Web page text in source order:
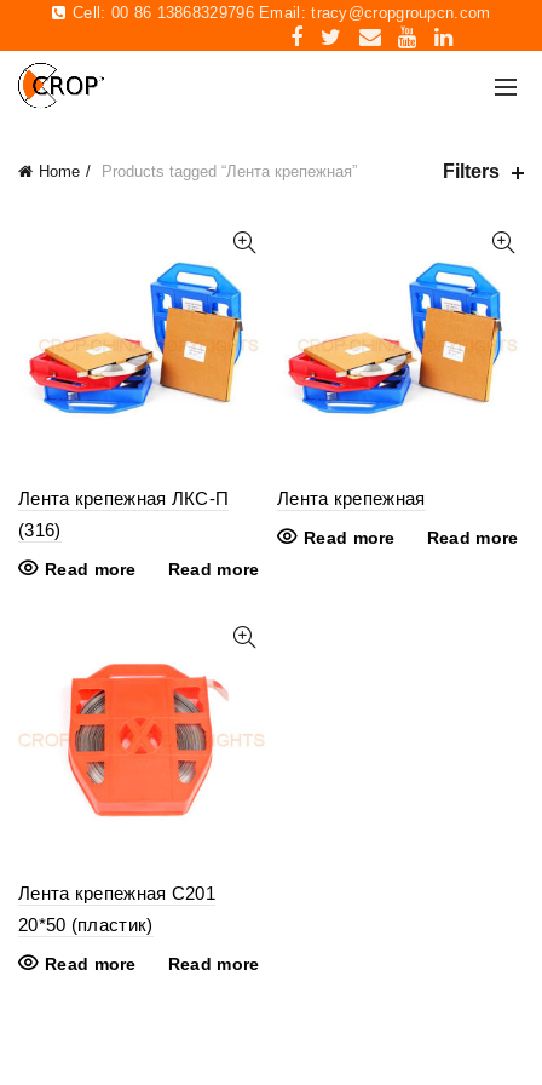
Cell: 00 86 13868329796 Email:tracy@cropgroupcn.com
Home Products tagged “Лента крепежная” Filters
Лента крепежная ЛКС-П
(316)
Read more Read more
Лента крепежная
Read more Read more
Лента крепежная C201
20*50 (пластик)
Read more Read more